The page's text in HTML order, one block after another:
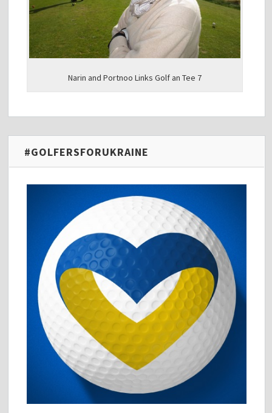
Narin and Portnoo Links Golf an Tee 7
#GOLFERSFORUKRAINE